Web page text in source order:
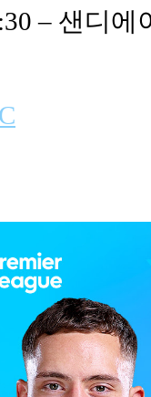
– 샌디에